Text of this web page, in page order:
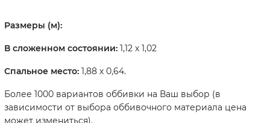
Размеры (м):
В сложенном состоянии: 1,12 х 1,02
Спальное место: 1,88 х 0,64.
Более 1000 вариантов оббивки на Ваш выбор (в
зависимости от выбора оббивочного материала цена
может измениться).